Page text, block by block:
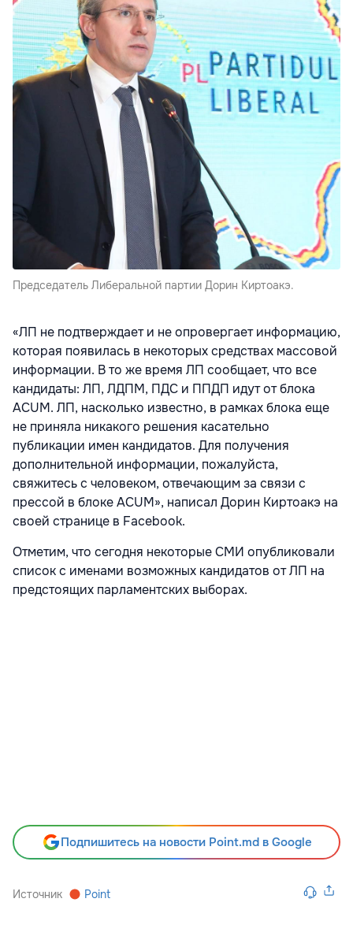
Председатель Либеральной партии Дорин Киртоакэ.
«ЛП не подтверждает и не опровергает информацию,
которая появилась в некоторых средствах массовой
информации. В то же время ЛП сообщает, что все
кандидаты: ЛП, ЛДПМ, ПДС и ППДП идут от блока
ACUM. ЛП, насколько известно, в рамках блока еще
не приняла никакого решения касательно
публикации имен кандидатов. Для получения
дополнительной информации, пожалуйста,
свяжитесь с человеком, отвечающим за связи с
прессой в блоке ACUM», написал Дорин Киртоакэ на
своей странице в Facebook.
Отметим, что сегодня некоторые СМИ опубликовали
список с именами возможных кандидатов от ЛП на
предстоящих парламентских выборах.
Подпишитесь на новости Point.md в Google
Источник Point